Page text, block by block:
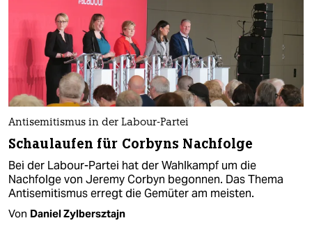
Antisemitismus in der Labour-Partei
Schaulaufen für Corbyns Nachfolge
Bei der Labour-Partei hat der Wahlkampf um die
Nachfolge von Jeremy Corbyn begonnen. Das Thema
Antisemitismus erregt die Gemüter am meisten.
Von Daniel Zylbersztajn